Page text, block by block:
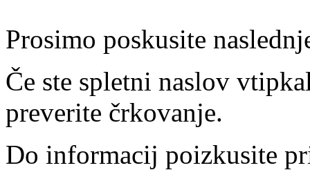
Prosimo poskusite
Če ste spletni naslov
preverite črkovanje.
Do informacij poizkusite